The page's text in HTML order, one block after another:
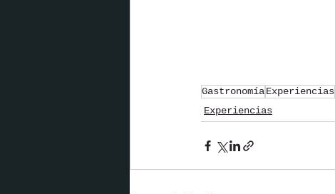
GastronomíaExperiencias
Experiencias